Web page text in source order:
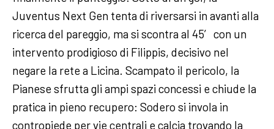
Juventus Next Gen tenta di riversarsi in avanti alla
ricerca del pareggio, ma si scontra al 45′ con un
intervento prodigioso di Filippis, decisivo nel
negare la rete a Licina. Scampato il pericolo, la
Pianese sfrutta gli ampi spazi concessi e chiude la
pratica in pieno recupero: Sodero si invola in
contropiede per vie centrali e calcia trovando la